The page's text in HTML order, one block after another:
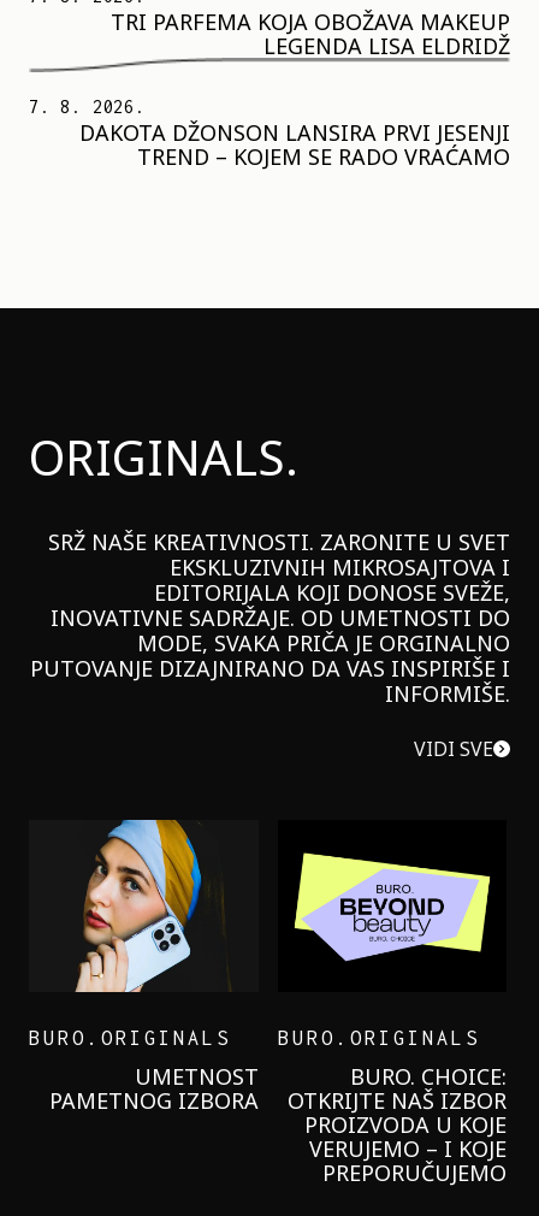
TRI PARFEMA KOJA OBOŽAVA MAKEUP
LEGENDA LISA ELDRIDŽ
7. 8. 2026.
DAKOTA DŽONSON LANSIRA PRVI JESENJI
TREND – KOJEM SE RADO VRAĆAMO
ORIGINALS.
SRŽ NAŠE KREATIVNOSTI. ZARONITE U SVET
EKSKLUZIVNIH MIKROSAJTOVA I
EDITORIJALA KOJI DONOSE SVEŽE,
INOVATIVNE SADRŽAJE. OD UMETNOSTI DO
MODE, SVAKA PRIČA JE ORGINALNO
PUTOVANJE DIZAJNIRANO DA VAS INSPIRIŠE I
INFORMIŠE.
VIDI SVE
GARNIER KREMU I
NIKADA NIŠTA
LAGANIJE NISAM
KORISTILA